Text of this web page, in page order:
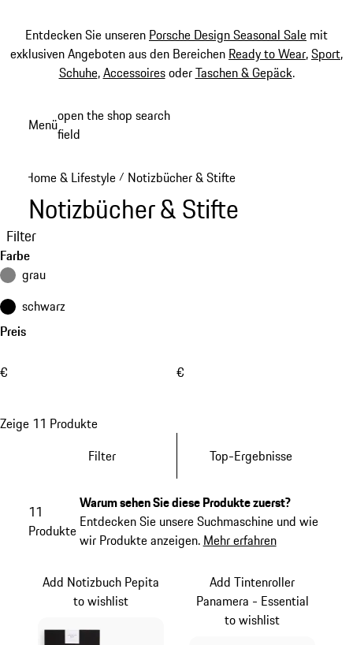
Entdecken Sie unseren Porsche Design Seasonal Sale mit
exklusiven Angeboten aus den Bereichen Ready to Wear,Sport,
Schuhe,AccessoiresoderTaschen & Gepäck.
Hauptinhalt
Menüopen the shop search
field
Home & Lifestyle / Notizbücher & Stifte
Notizbücher & Stifte
Filter
Farbe
grau
schwarz
Preis
€ €
Zeige 11 Produkte
Filter
Top-Ergebnisse
11
Produkte
Warum sehen Sie diese Produkte zuerst?
Entdecken Sie unsere Suchmaschine und wie
wir Produkte anzeigen. Mehr erfahren
Add Notizbuch Pepita
to wishlist
Add Tintenroller
Panamera - Essential
to wishlist